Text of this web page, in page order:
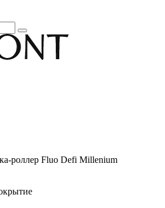
роллер Fluo Defi Millenium